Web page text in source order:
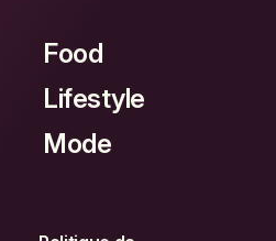
Food
Lifestyle
Mode